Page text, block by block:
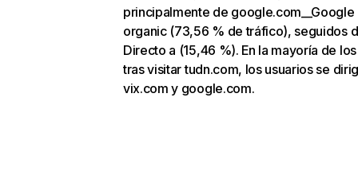
principalmente de google.com__Google
organic (73,56 % de tráfico), seguidos
Directo a (15,46 %). En la mayoría de
tras visitar tudn.com, los usuarios se
vix.com y google.com.